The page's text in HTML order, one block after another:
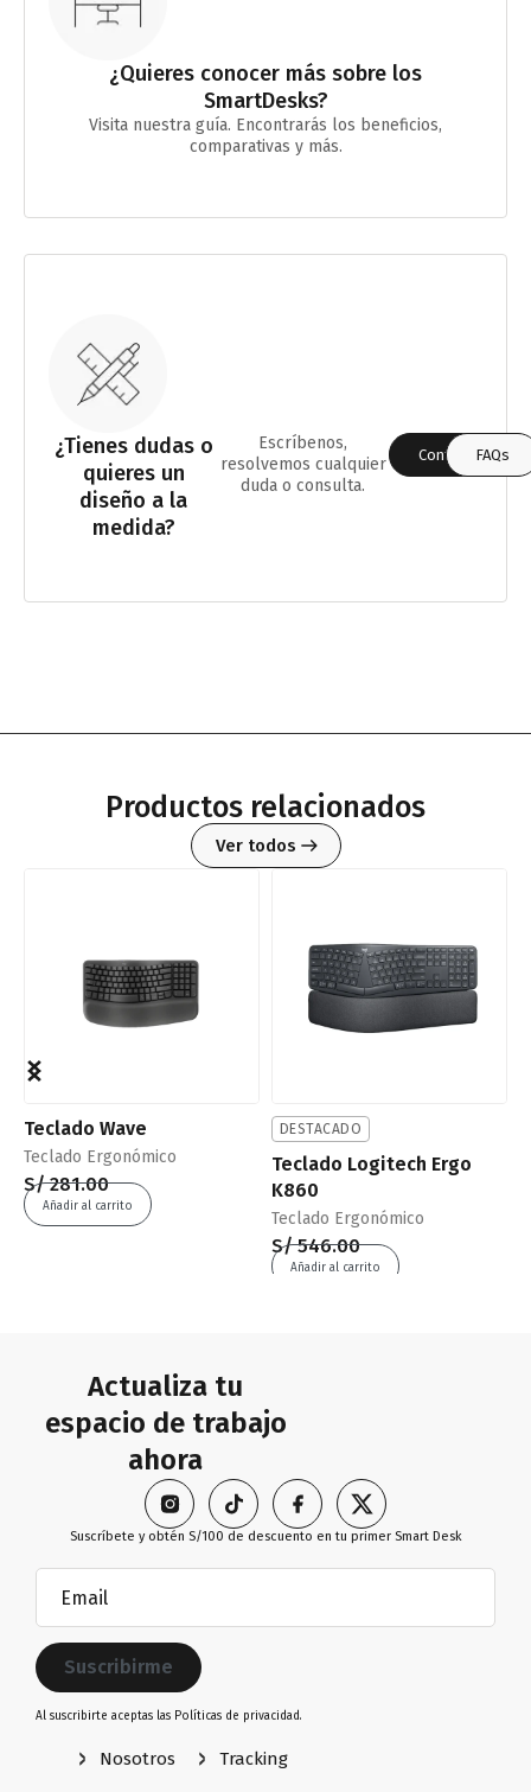
¿Quieres conocer más sobre los
SmartDesks?
Visita nuestra guía. Encontrarás los beneficios,
comparativas y más.
¿Tienes dudas o
quieres un
diseño a la
medida?
Escríbenos,
resolvemos cualquier
duda o consulta.
Contáctanos
FAQs
Productos relacionados
Ver todos
Teclado Wave
Teclado Ergonómico
S/281.00
Añadir al carrito
DESTACADO
Teclado Logitech Ergo
K860
Teclado Ergonómico
S/546.00
Añadir al carrito
Actualiza tu
espacio de trabajo
ahora
Nosotros Tracking
Suscríbete y obtén S/100 de descuento en tu primer Smart Desk
(Obligatorio)
Al suscribirte aceptas las Políticas de privacidad.